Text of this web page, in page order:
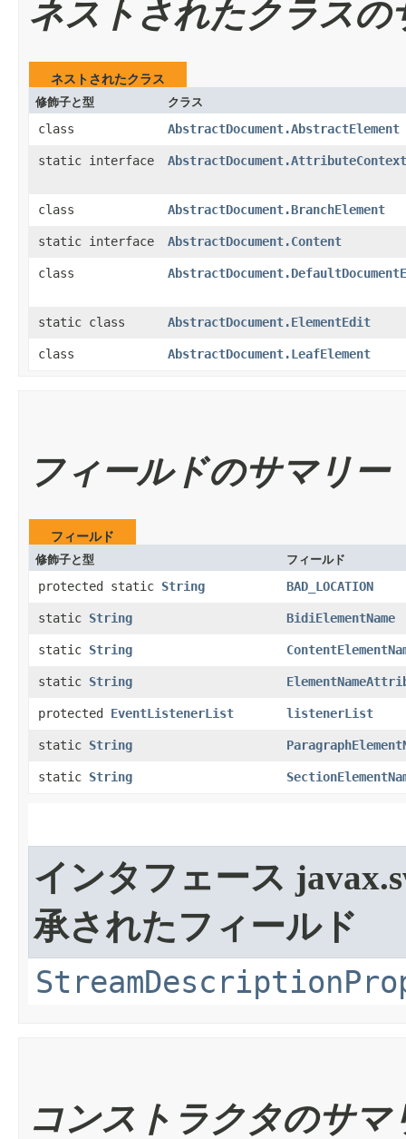
ネストされたクラスの
ネストされたクラス
修飾子と型
クラス
class AbstractDocument.AbstractElement
static interface AbstractDocument.AttributeContext
class AbstractDocument.BranchElement
static interface AbstractDocument.Content
class
static class AbstractDocument.ElementEdit
class AbstractDocument.LeafElement
フィールドのサマリー
フィールド
修飾子と型
フィールド
protected static String BAD_LOCATION
static String BidiElementName
static String
static String
protected EventListenerList listenerList
static String
static String
インタフェース
承されたフィールド
コンストラクタのサマ